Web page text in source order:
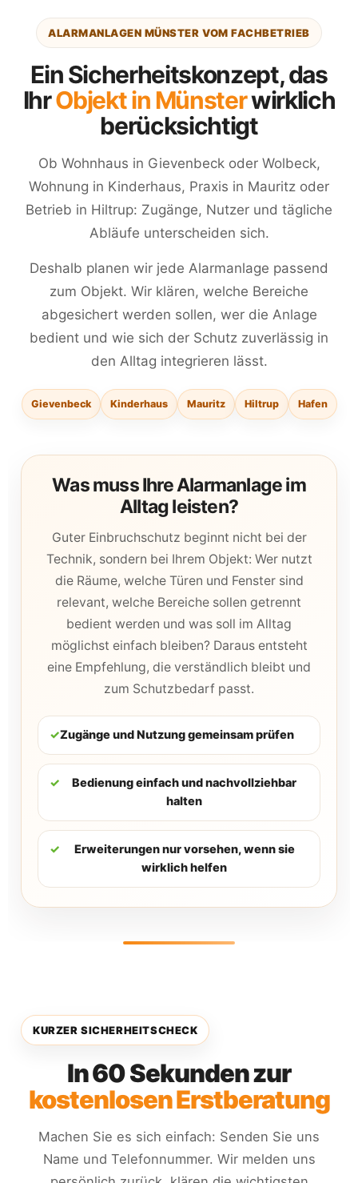
ALARMANLAGEN MÜNSTER VOM FACHBETRIEB
Ein Sicherheitskonzept, das
IhrObjekt in Münsterwirklich
berücksichtigt
Ob Wohnhaus in Gievenbeck oder Wolbeck,
Wohnung in Kinderhaus, Praxis in Mauritz oder
Betrieb in Hiltrup: Zugänge, Nutzer und tägliche
Abläufe unterscheiden sich.
Deshalb planen wir jede Alarmanlage passend
zum Objekt. Wir klären, welche Bereiche
abgesichert werden sollen, wer die Anlage
bedient und wie sich der Schutz zuverlässig in
den Alltag integrieren lässt.
Gievenbeck Kinderhaus Mauritz Hiltrup Hafen
Was muss Ihre Alarmanlage im
Alltag leisten?
Guter Einbruchschutz beginnt nicht bei der
Technik, sondern bei Ihrem Objekt: Wer nutzt
die Räume, welche Türen und Fenster sind
relevant, welche Bereiche sollen getrennt
bedient werden und was soll im Alltag
möglichst einfach bleiben? Daraus entsteht
eine Empfehlung, die verständlich bleibt und
zum Schutzbedarf passt.
✓Zugänge und Nutzung gemeinsam prüfen
✓
Bedienung einfach und nachvollziehbar
halten
✓
Erweiterungen nur vorsehen, wenn sie
wirklich helfen
KURZER SICHERHEITSCHECK
In 60 Sekunden zur
kostenlosen Erstberatung
Machen Sie es sich einfach: Senden Sie uns
Name und Telefonnummer. Wir melden uns